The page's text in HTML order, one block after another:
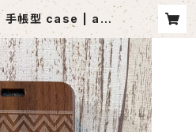
帳型 case | ago
utlet